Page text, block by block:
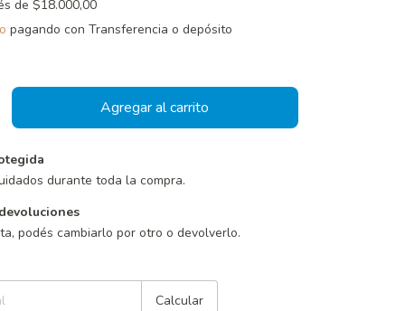
de $18.000,00
pagando con Transferencia o depósito
durante toda la compra.
podés cambiarlo por otro o devolverlo.
Calcular